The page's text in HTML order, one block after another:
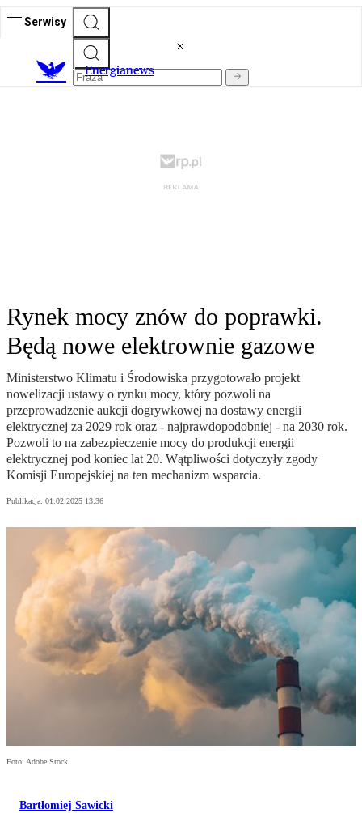
Serwisy
Energianews
Rynek mocy znów do poprawki.
Będą nowe elektrownie gazowe
Ministerstwo Klimatu i Środowiska przygotowało projekt
nowelizacji ustawy o rynku mocy, który pozwoli na
przeprowadzenie aukcji dogrywkowej na dostawy energii
elektrycznej za 2029 rok oraz - najprawdopodobniej - na 2030 rok.
Pozwoli to na zabezpieczenie mocy do produkcji energii
elektrycznej pod koniec lat 20. Wątpliwości dotyczyły zgody
Komisji Europejskiej na ten mechanizm wsparcia.
Publikacja: 01.02.2025 13:36
Foto: Adobe Stock
Bartłomiej Sawicki